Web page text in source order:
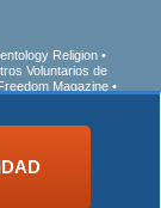
Religion
Voluntarios de
Magazine
reservados.